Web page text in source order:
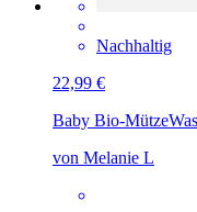
Nachhaltig
22,99 €
Baby Bio-Mütze
von Melanie L